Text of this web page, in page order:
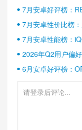
7月安卓好评榜：
半壁江山
7月安卓性价比榜
7月安卓性能榜：
2026年Q2用户偏
6月安卓好评榜：